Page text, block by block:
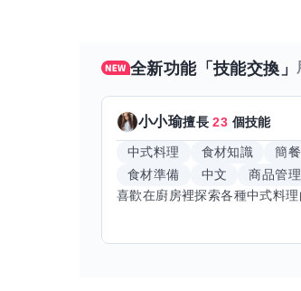
全新功能「技能交換」
小小瑜擅長23 個技能
中式料理 食材知識
簡
食材準備
中文 商品管理